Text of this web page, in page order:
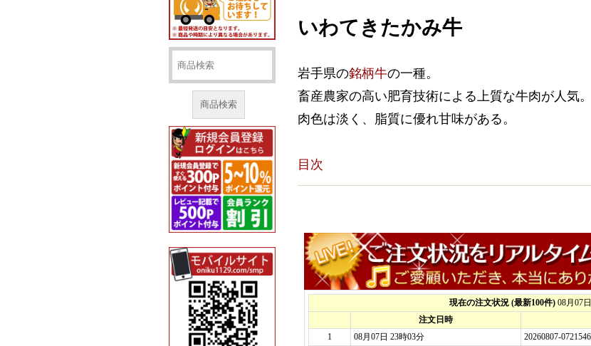
商品検索
いわてきたかみ牛
岩手県の銘柄牛の一種。
畜産農家の高い肥育技術による上質な牛肉が人気。
肉色は淡く、脂質に優れ甘味がある。
目次